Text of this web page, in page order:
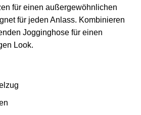
für einen außergewöhnlichen
für jeden Anlass. Kombinieren
Jogginghose für einen
Look.